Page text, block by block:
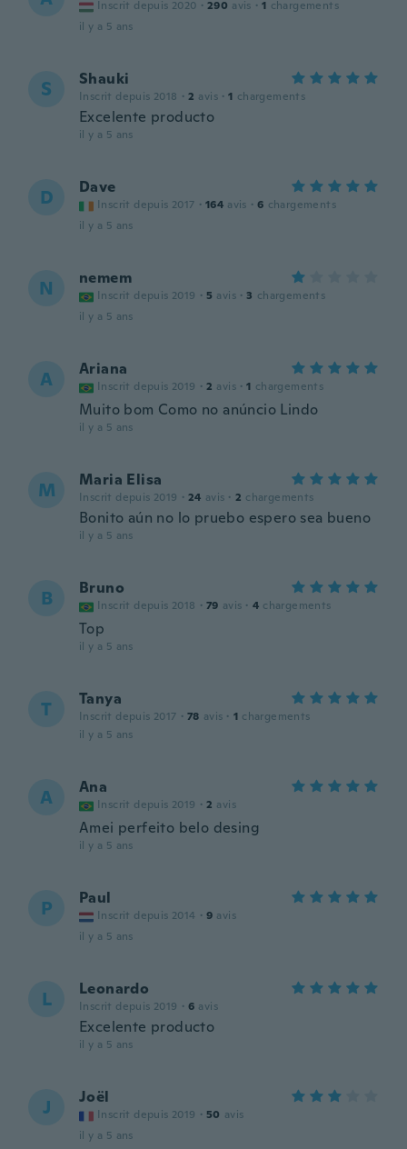
Inscrit depuis 2020 · 290 avis · 1 chargements
il y a 5 ans
S Shauki
Inscrit depuis 2018 · 2 avis · 1 chargements
Excelente producto
il y a 5 ans
D Dave
Inscrit depuis 2017 · 164 avis · 6 chargements
il y a 5 ans
N nemem
Inscrit depuis 2019 · 5 avis · 3 chargements
il y a 5 ans
A Ariana
Inscrit depuis 2019 · 2 avis · 1 chargements
Muito bom Como no anúncio Lindo
il y a 5 ans
M Maria Elisa
Inscrit depuis 2019 · 24 avis · 2 chargements
Bonito aún no lo pruebo espero sea bueno
il y a 5 ans
B Bruno
Inscrit depuis 2018 · 79 avis · 4 chargements
Top
il y a 5 ans
T Tanya
Inscrit depuis 2017 · 78 avis · 1 chargements
il y a 5 ans
A Ana
Inscrit depuis 2019 · 2 avis
Amei perfeito belo desing
il y a 5 ans
P Paul
Inscrit depuis 2014 · 9 avis
il y a 5 ans
L Leonardo
Inscrit depuis 2019 · 6 avis
Excelente producto
il y a 5 ans
J Joël
Inscrit depuis 2019 · 50 avis
il y a 5 ans